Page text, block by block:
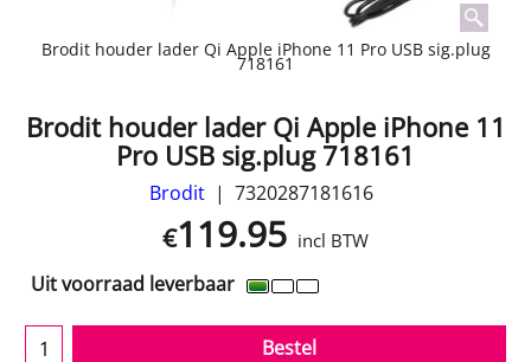
Brodit houder lader Qi Apple iPhone 11 Pro USB sig.plug
718161
Brodit houder lader Qi Apple iPhone 11
Pro USB sig.plug 718161
Brodit 7320287181616
€119.95 incl BTW
Uit voorraad leverbaar
Bestel